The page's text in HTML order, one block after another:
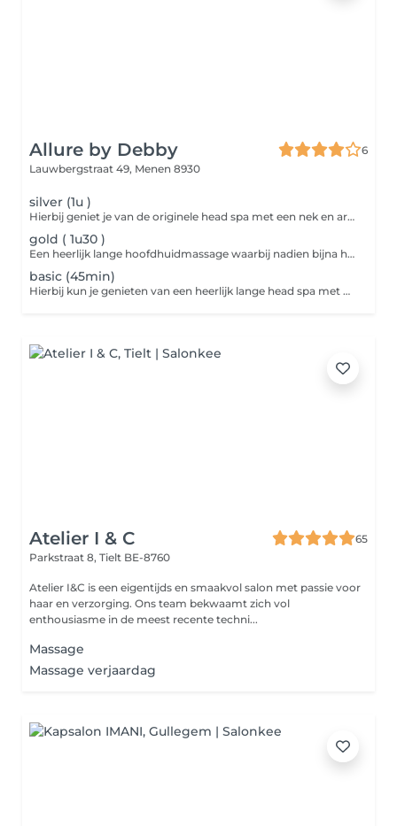
Allure by Debby
6
Lauwbergstraat 49, Menen 8930
silver (1u )
Hierbij geniet je van de originele head spa met een nek en arm massage erbij, ook een mini gelaatsverzorging zit in dit pakket , we gebruiken de hoofd analyse hierbij
gold ( 1u30 )
Een heerlijk lange hoofdhuidmassage waarbij nadien bijna het hele lichaam word mee genomen in de massage. In dit pakket zit ook een mini gelaatsverzorging, afgewerkt met een masker.
basic (45min)
Hierbij kun je genieten van een heerlijk lange head spa met een hoofdhuid analyse om de voor en na te zien van de hoofdhuid
Atelier I & C
65
Parkstraat 8, Tielt BE-8760
Atelier I&C is een eigentijds en smaakvol salon met passie voor
haar en verzorging. Ons team bekwaamt zich vol
enthousiasme in de meest recente techni...
Massage
Massage verjaardag